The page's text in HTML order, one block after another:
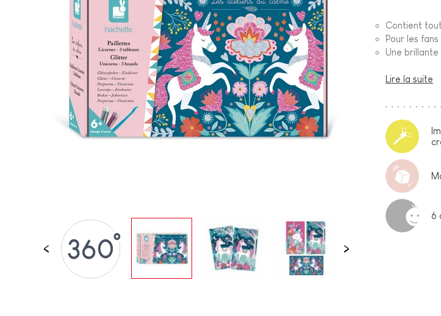
JOUETS D'ÉVEIL
JOUETS D'IMITATION
IMAGINATION
PLEIN AIR
TABLEAUX, MOBILIER &
Contient
Pour les
Une
Lire la suite
6